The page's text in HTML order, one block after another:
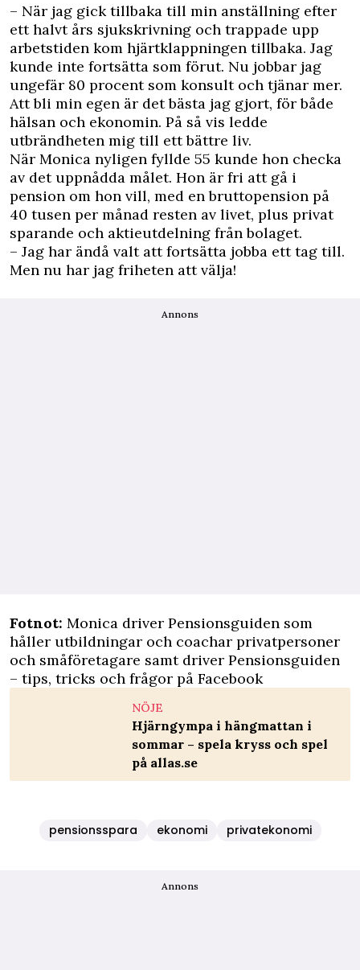
– När jag gick tillbaka till min anställning efter
ett halvt års sjukskrivning och trappade upp
arbetstiden kom hjärtklappningen tillbaka. Jag
kunde inte fortsätta som förut. Nu jobbar jag
ungefär 80 procent som konsult och tjänar mer.
Att bli min egen är det bästa jag gjort, för både
hälsan och ekonomin. På så vis ledde
utbrändheten mig till ett bättre liv.
När Monica nyligen fyllde 55 kunde hon checka
av det uppnådda målet. Hon är fri att gå i
pension om hon vill, med en bruttopension på
40 tusen per månad resten av livet, plus privat
sparande och aktieutdelning från bolaget.
– Jag har ändå valt att fortsätta jobba ett tag till.
Men nu har jag friheten att välja!
Annons
Fotnot: Monica driver Pensionsguiden som
håller utbildningar och coachar privatpersoner
och småföretagare samt driver Pensionsguiden
– tips, tricks och frågor på Facebook
NÖJE
Hjärngympa i hängmattan i
sommar – spela kryss och spel
på allas.se
pensionsspara ekonomi privatekonomi
Annons